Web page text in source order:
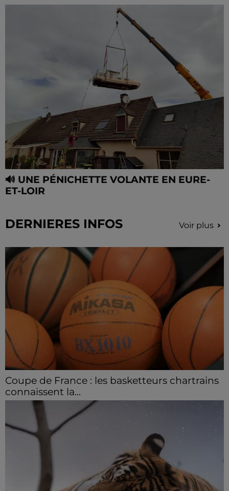
🔊 UNE PÉNICHETTE VOLANTE EN EURE-
ET-LOIR
DERNIERES INFOS Voir plus
Coupe de France : les basketteurs chartrains
connaissent la...
Le C'CMBM affrontera un autre club de la région
Centre à l'occasion des 32es de finale de la Coupe de
France.